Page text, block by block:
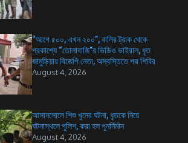
“আগে ৫০০, এখন ২০০”, বালির ট্রাক থেকে
প্রকাশ্যে “তোলাবাজি”র ভিডিও ভাইরাল, ধৃত
জামুড়িয়ার বিজেপি নেতা, অস্বস্তিতে পদ্ম শিবির
August 4, 2026
আসানসোলে শিশু খুনের ঘটনা, ধৃতকে নিয়ে
ঘটনাস্থলে পুলিশ, করা হল পুনর্নির্মান
August 4, 2026